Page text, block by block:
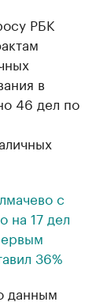
РБК
в
46 дел по
с
на 17 дел
36%
данным